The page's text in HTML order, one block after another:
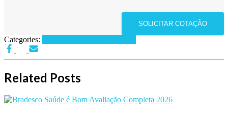
SOLICITAR COTAÇÃO
Categories:
Related Posts